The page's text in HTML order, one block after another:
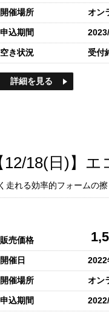
開催場所 オン
申込期間
空き状況 受付
詳細を見る
12/18(日)】
走れる効率的フォームの
販売価格
開催日 2022
開催場所 オン
申込期間